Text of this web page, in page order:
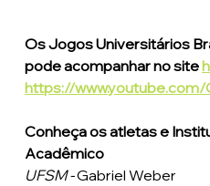
Os Jogos Universitários
pode acompanhar no site
https://www.youtube.com/
Conheça os atletas e
Acadêmico
UFSM - Gabriel Weber